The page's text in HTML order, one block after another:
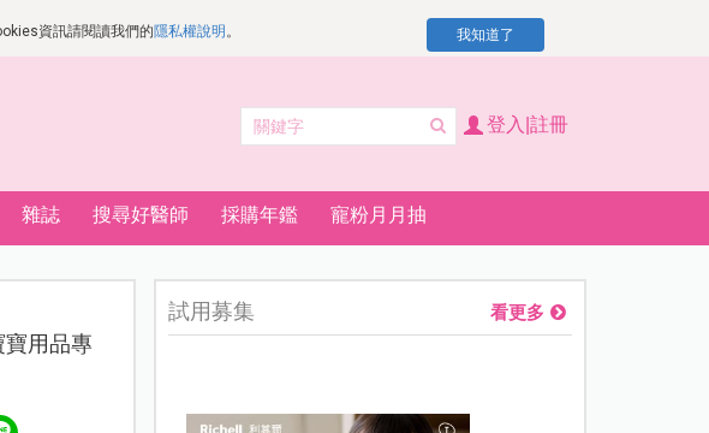
資訊請閱讀我們的隱私權說明 。 我知道了
登入|註冊
雜誌 搜尋好醫師 採購年鑑 寵粉月月抽
寶用品專
試用募集 看更多